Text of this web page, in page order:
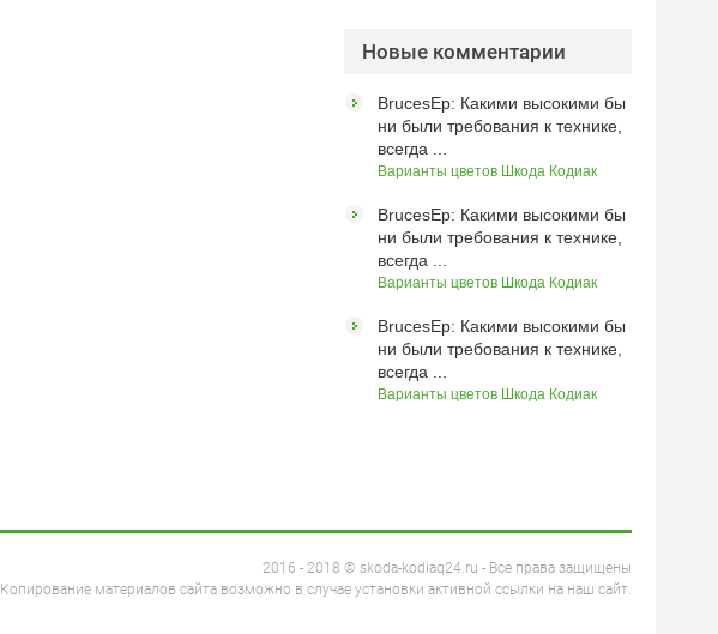
Новые комментарии
BrucesEp: Какими высокими бы
ни были требования к технике,
всегда ...
Варианты цветов Шкода Кодиак
BrucesEp: Какими высокими бы
ни были требования к технике,
всегда ...
Варианты цветов Шкода Кодиак
BrucesEp: Какими высокими бы
ни были требования к технике,
всегда ...
Варианты цветов Шкода Кодиак
2016 - 2018 © skoda-kodiaq24.ru - Все права защищены
Копирование материалов сайта возможно в случае установки активной ссылки на наш сайт.